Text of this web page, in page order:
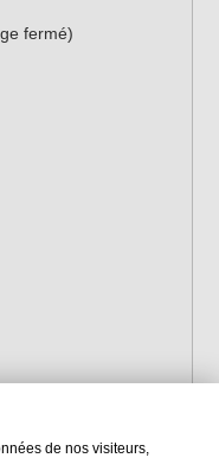
fermé)
de nos visiteurs,